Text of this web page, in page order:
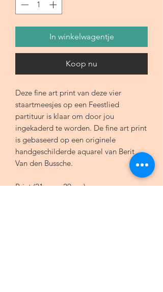
In winkelwagentje
Koop nu
Deze fine art print van deze vier
staartmeesjes op een Feestlied
partituur is klaar om door jou
ingekaderd te worden. De fine art print
is gebaseerd op een originele
handgeschilderde aquarel van Berit
Van den Bussche.
Print (21 cm x 29 cm)